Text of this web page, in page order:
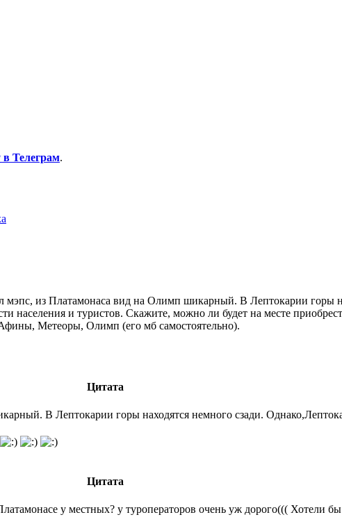
в Телеграм.
из Платамонаса вид на Олимп шикарный. В Лептокарии горы
и туристов. Скажите, можно ли будет на месте
Метеоры, Олимп (его мб самостоятельно).
Цитата
В Лептокарии горы находятся немного сзади.
Цитата
у местных? у туроператоров очень уж дорого((( Хотели